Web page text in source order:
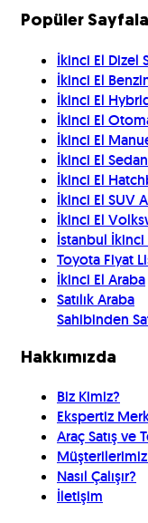
Popüler
İkinci El Dizel
İkinci El
İkinci El
İkinci El
İkinci El
İkinci El
İkinci El
İkinci El SUV
İkinci El
İstanbul İkinci
Toyota Fiyat
İkinci El Araba
Satılık Araba
Sahibinden
Hakkımızda
Biz Kimiz?
Ekspertiz
Araç Satış ve
Nasıl Çalışır?
İletişim